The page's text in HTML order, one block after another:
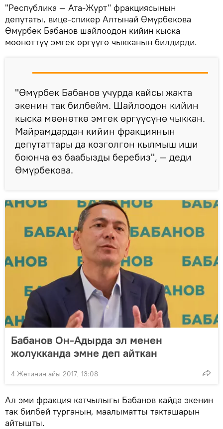
"Республика — Ата-Журт" фракциясынын
депутаты, вице-спикер Алтынай Өмүрбекова
Өмүрбек Бабанов шайлоодон кийин кыска
мөөнөттүү эмгек өргүүгө чыкканын билдирди.
"Өмүрбек Бабанов учурда кайсы жакта
экенин так билбейм. Шайлоодон кийин
кыска мөөнөткө эмгек өргүүсүнө чыккан.
Майрамдардан кийин фракциянын
депутаттары да козголгон кылмыш иши
боюнча өз баабызды беребиз", — деди
Өмүрбекова.
Бабанов Он-Адырда эл менен
жолукканда эмне деп айткан
4 Жетинин айы 2017, 13:08
Ал эми фракция катчылыгы Бабанов кайда экенин
так билбей турганын, маалыматты такташарын
айтышты.